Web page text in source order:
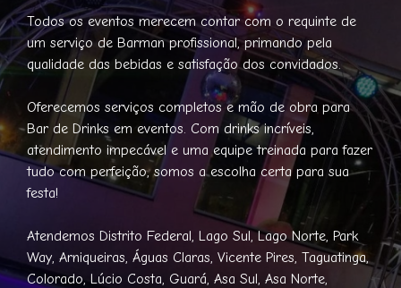
Todos os eventos merecem contar com o requinte de
um serviço de Barman profissional, primando pela
qualidade das bebidas e satisfação dos convidados.
Oferecemos serviços completos e mão de obra para
Bar de Drinks em eventos. Com drinks incríveis,
atendimento impecável e uma equipe treinada para fazer
tudo com perfeição, somos a escolha certa para sua
festa!
Atendemos Distrito Federal, Lago Sul, Lago Norte, Park
Way, Arniqueiras, Águas Claras, Vicente Pires, Taguatinga,
Colorado, Lúcio Costa, Guará, Asa Sul, Asa Norte,